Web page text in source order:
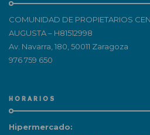
COMUNIDAD DE PROPIETARIOS
AUGUSTA – H81512998
Av. Navarra, 180, 50011 Zaragoza
976 759 650
HORARIOS
Hipermercado: